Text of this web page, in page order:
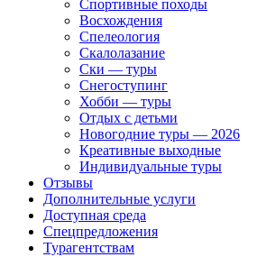
Спортивные походы
Восхождения
Спелеология
Скалолазание
Ски — туры
Снегоступинг
Хобби — туры
Отдых с детьми
Новогодние туры — 2026
Креативные выходные
Индивидуальные туры
Отзывы
Дополнительные услуги
Доступная среда
Спецпредложения
Турагентствам